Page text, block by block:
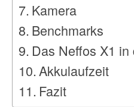
Kamera
Benchmarks
Das Neffos X1 in
Akkulaufzeit
Fazit